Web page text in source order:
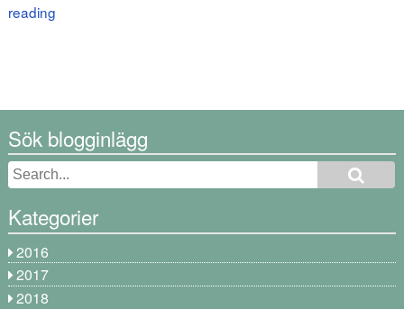
reading
Sök blogginlägg
Kategorier
2016
2017
2018